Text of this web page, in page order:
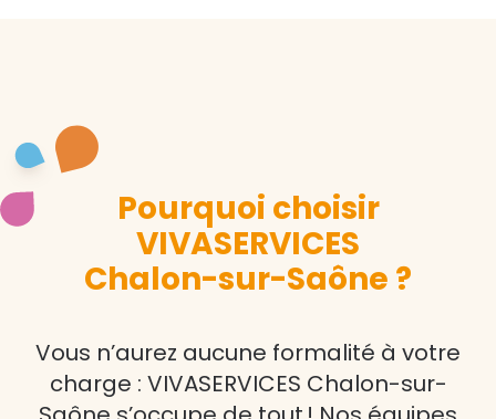
Pourquoi choisir
VIVASERVICES
Chalon-sur-Saône ?
Vous n’aurez aucune formalité à votre
charge : VIVASERVICES Chalon-sur-